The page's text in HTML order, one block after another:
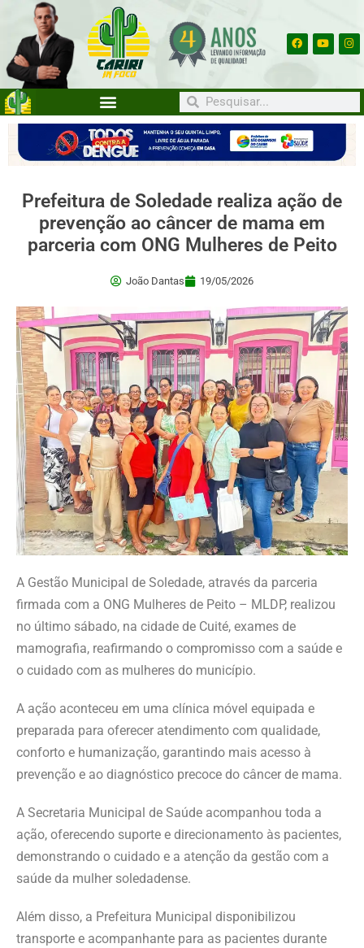
Prefeitura de Soledade realiza ação de
prevenção ao câncer de mama em
parceria com ONG Mulheres de Peito
João Dantas 19/05/2026
A Gestão Municipal de Soledade, através da parceria
firmada com a ONG Mulheres de Peito – MLDP, realizou
no último sábado, na cidade de Cuité, exames de
mamografia, reafirmando o compromisso com a saúde e
o cuidado com as mulheres do município.
A ação aconteceu em uma clínica móvel equipada e
preparada para oferecer atendimento com qualidade,
conforto e humanização, garantindo mais acesso à
prevenção e ao diagnóstico precoce do câncer de mama.
A Secretaria Municipal de Saúde acompanhou toda a
ação, oferecendo suporte e direcionamento às pacientes,
demonstrando o cuidado e a atenção da gestão com a
saúde da mulher soledadense.
Além disso, a Prefeitura Municipal disponibilizou
transporte e acompanhante para as pacientes durante